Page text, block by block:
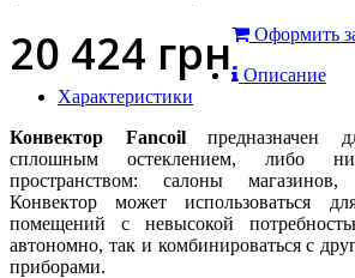
20 424 грн
Оформить
Описание
Характеристики
Конвектор Fancoilпредназначен
сплошным остеклением, либо
пространством: салоны
Конвектор может использоваться
помещений с невысокой
автономно, так и комбинироваться с
приборами.